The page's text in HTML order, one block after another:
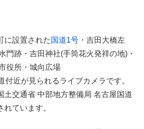
に設置された 国道1号 ・吉田大橋左
門跡・吉田神社(手筒花火発祥の地)・
役所・城向広場
付近が見られるライブカメラです。
土交通省 中部地方整備局 名古屋国道
ています。